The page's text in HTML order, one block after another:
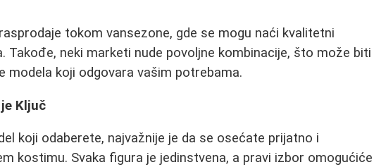
tokom vansezone, gde se mogu naći kvalitetni
Takođe, neki marketi nude povoljne kombinacije, što može biti
modela koji odgovara vašim potrebama.
Ključ
koji odaberete, najvažnije je da se osećate prijatno i
kostimu. Svaka figura je jedinstvena, a pravi izbor omogućiće